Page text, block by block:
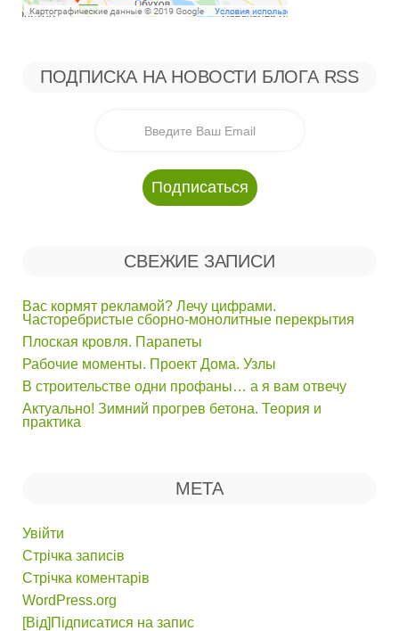
ПОДПИСКА НА НОВОСТИ БЛОГА RSS
СВЕЖИЕ ЗАПИСИ
Вас кормят рекламой? Лечу цифрами.
Часторебристые сборно-монолитные перекрытия
Плоская кровля. Парапеты
Рабочие моменты. Проект Дома. Узлы
В строительстве одни профаны… а я вам отвечу
Актуально! Зимний прогрев бетона. Теория и
практика
МЕТА
Увійти
Стрічка записів
Стрічка коментарів
WordPress.org
[Від]Підписатися на запис